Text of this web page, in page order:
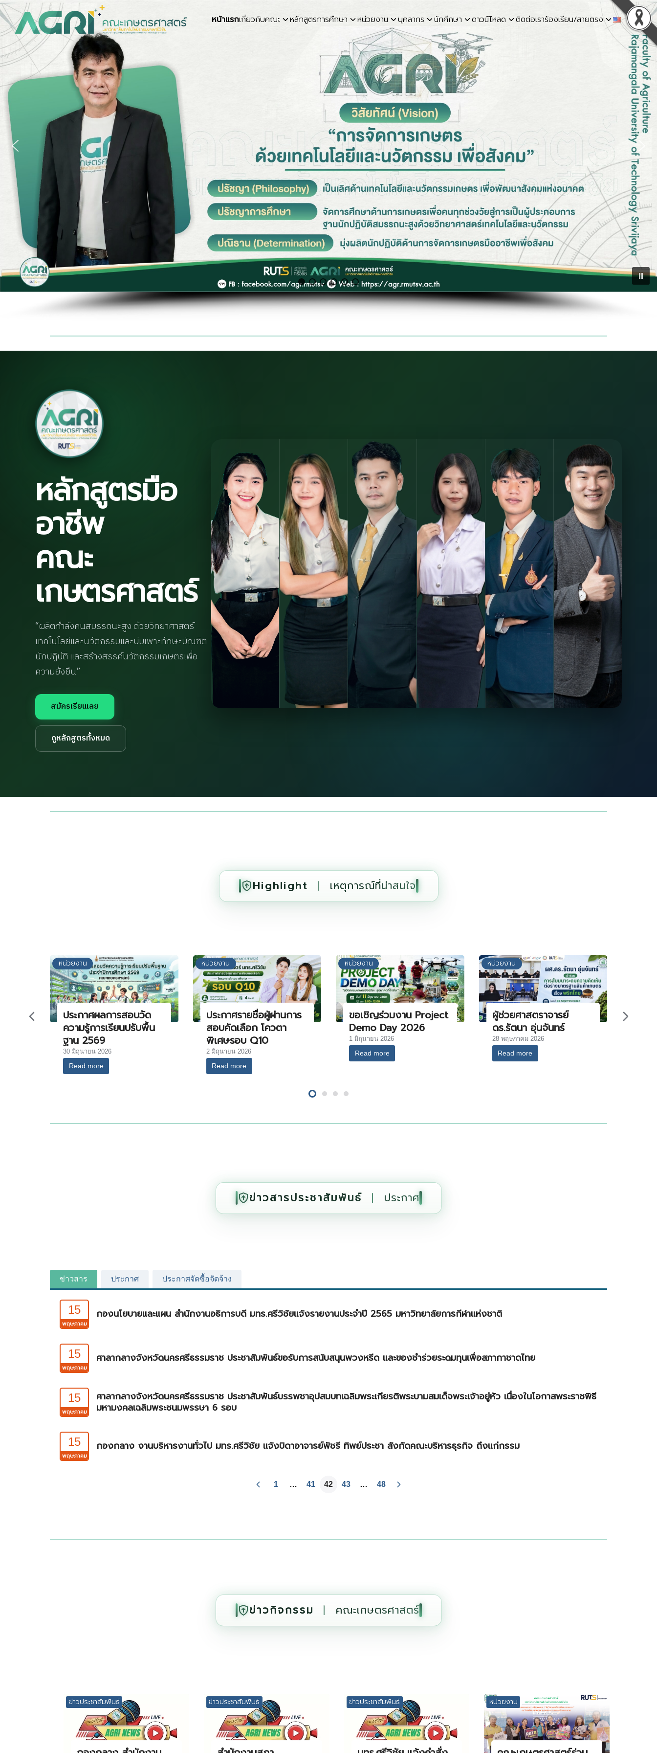
Skip
to
content
หน้าแรกเกี่ยวกับคณะ หลักสูตรการศึกษา หน่วยงาน บุคลากร นักศึกษา ดาวน์โหลด ติดต่อเราร้องเรียน/สายตรง
หลักสูตรมือ
อาชีพ
คณะ
เกษตรศาสตร์
“ผลิตกำลังคนสมรรถนะสูง ด้วยวิทยาศาสตร์
เทคโนโลยีและนวัตกรรมและบ่มเพาะทักษะบัณฑิต
นักปฏิบัติ และสร้างสรรค์นวัตกรรมเกษตรเพื่อ
ความยั่งยืน”
สมัครเรียนเลย
ดูหลักสูตรทั้งหมด
Highlight | เหตุการณ์ที่น่าสนใจ
หน่วยงาน
ประกาศผลการสอบวัด
ความรู้การเรียนปรับพื้น
ฐาน 2569
30 มิถุนายน 2026
Read more
หน่วยงาน
ประกาศรายชื่อผู้ผ่านการ
สอบคัดเลือก โควตา
พิเศษรอบ Q10
2 มิถุนายน 2026
Read more
หน่วยงาน
ขอเชิญร่วมงาน Project
Demo Day 2026
1 มิถุนายน 2026
Read more
หน่วยงาน
ผู้ช่วยศาสตราจารย์
ดร.รัตนา อุ่นจันทร์
28 พฤษภาคม 2026
Read more
ข่าวสารประชาสัมพันธ์ | ประกาศ
ข่าวสาร ประกาศ ประกาศจัดซื้อจัดจ้าง
15
พฤษภาคม
กองนโยบายและแผน สำนักงานอธิการบดี มทร.ศรีวิชัยแจ้งรายงานประจำปี 2565 มหาวิทยาลัยการกีฬาแห่งชาติ
15
พฤษภาคม
ศาลากลางจังหวัดนครศรีธรรมราช ประชาสัมพันธ์ขอรับการสนับสนุนพวงหรีด และของชำร่วยระดมทุนเพื่อสภากาชาดไทย
15
พฤษภาคม
ศาลากลางจังหวัดนครศรีธรรมราช ประชาสัมพันธ์บรรพชาอุปสมบทเฉลิมพระเกียรติพระบามสมเด็จพระเจ้าอยู่หัว เนื่องในโอกาสพระราชพิธี
มหามงคลเฉลิมพระชนมพรรษา 6 รอบ
15
พฤษภาคม
กองกลาง งานบริหารงานทั่วไป มทร.ศรีวิชัย แจ้งบิดาอาจารย์พัชรี ทิพย์ประชา สังกัดคณะบริหารธุรกิจ ถึงแก่กรรม
1 … 41 42 43 … 48
ข่าวกิจกรรม | คณะเกษตรศาสตร์
ข่าวประชาสัมพันธ์ ข่าวประชาสัมพันธ์ ข่าวประชาสัมพันธ์ หน่วยงาน